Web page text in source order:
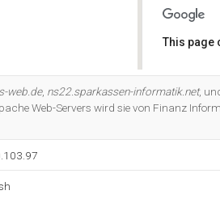
This page
web.de, ns22.sparkassen-informatik.net,
Web-Servers wird sie von Finanz